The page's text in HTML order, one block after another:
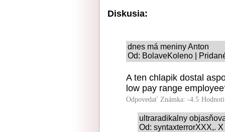
Diskusia:
dnes má meniny Anton
Od: BolaveKoleno |
A ten chlapik dostal
low pay range
Odpovedať Známka: -4.5
ultraradikalny
Od: syntaxterrorXXX,.